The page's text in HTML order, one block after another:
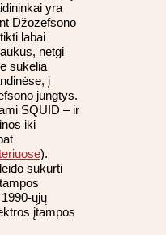
yra
Džozefsono
labai
netgi
sukelia
į
jungtys.
SQUID – ir
iki
).
sukurti
ųjų
įtampos